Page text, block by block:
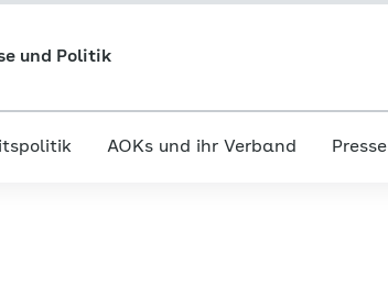
und Politik
AOKs und ihr Verband Presse